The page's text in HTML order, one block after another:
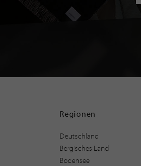
Regionen
Deutschland
Bergisches Land
Bodensee